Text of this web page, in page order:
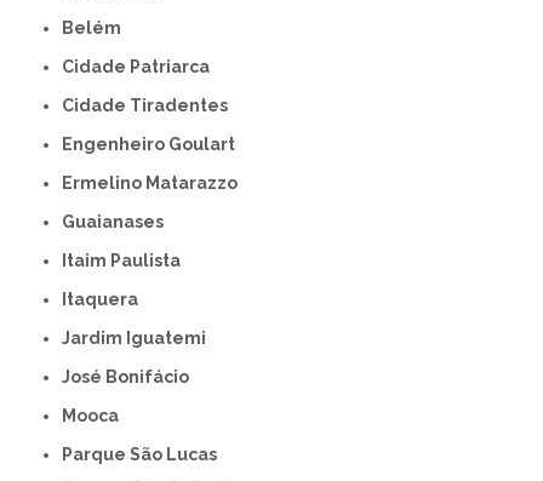
Belém
Cidade Patriarca
Cidade Tiradentes
Engenheiro Goulart
Ermelino Matarazzo
Guaianases
Itaim Paulista
Itaquera
Jardim Iguatemi
José Bonifácio
Mooca
Parque São Lucas